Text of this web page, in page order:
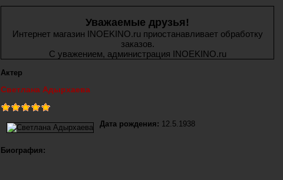
Уважаемые друзья!
Интернет магазин INOEKINO.ru приостанавливает обработку
заказов.
С уважением, администрация INOEKINO.ru
Актер
Светлана Адырхаева
Дата рождения: 12.5.1938
Биография: